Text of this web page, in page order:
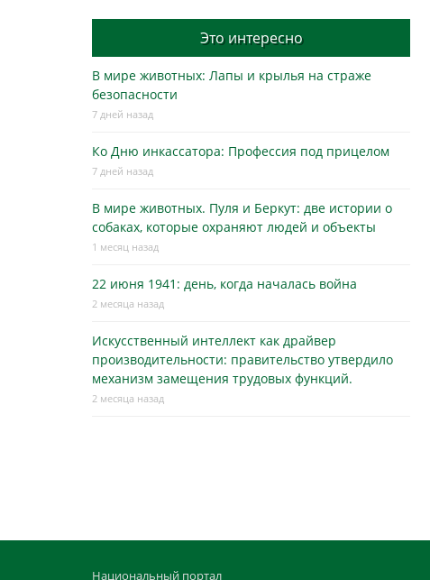
Это интересно
В мире животных: Лапы и крылья на страже
безопасности
7 дней назад
Ко Дню инкассатора: Профессия под прицелом
7 дней назад
В мире животных. Пуля и Беркут: две истории о
собаках, которые охраняют людей и объекты
1 месяц назад
22 июня 1941: день, когда началась война
2 месяца назад
Искусственный интеллект как драйвер
производительности: правительство утвердило
механизм замещения трудовых функций.
2 месяца назад
Национальный портал